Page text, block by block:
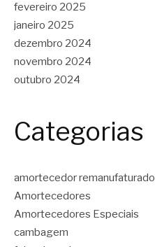
fevereiro 2025
janeiro 2025
dezembro 2024
novembro 2024
outubro 2024
Categorias
amortecedor remanufaturado
Amortecedores
Amortecedores Especiais
cambagem